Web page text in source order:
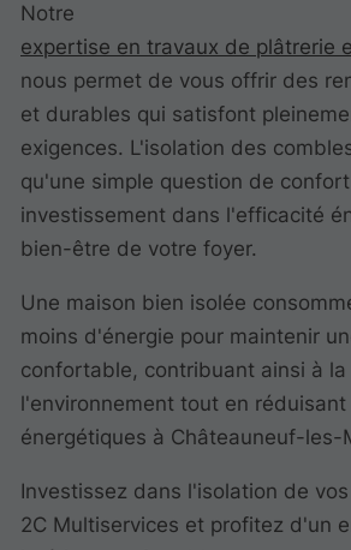
Notre
expertise en travaux de plâtrerie
nous permet de vous offrir des
et durables qui satisfont
exigences. L'isolation des
qu'une simple question de
investissement dans l'efficacité
bien-être de votre foyer.
Une maison bien isolée
moins d'énergie pour maintenir
confortable, contribuant ainsi à
l'environnement tout en
énergétiques à Châteauneuf-les-
Investissez dans l'isolation de
2C Multiservices et profitez d'un